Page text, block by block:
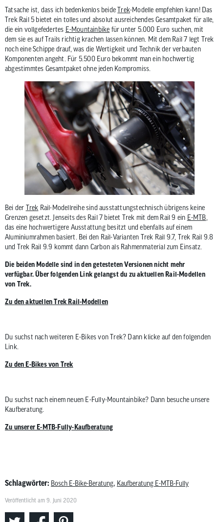
Tatsache ist, dass ich bedenkenlos beideTrek-Modelle empfehlen kann! Das
Trek Rail 5 bietet ein tolles und absolut ausreichendes Gesamtpaket für alle,
die ein vollgefedertes E-Mountainbike für unter 5.000 Euro suchen, mit
dem sie es auf Trails richtig krachen lassen können. Mit dem Rail 7 legt Trek
noch eine Schippe drauf, was die Wertigkeit und Technik der verbauten
Komponenten angeht. Für 5.500 Euro bekommt man ein hochwertig
abgestimmtes Gesamtpaket ohne jeden Kompromiss.
Bei der Trek Rail-Modellreihe sind ausstattungstechnisch übrigens keine
Grenzen gesetzt. Jenseits des Rail 7 bietet Trek mit dem Rail 9 ein E-MTB
das eine hochwertigere Ausstattung besitzt und ebenfalls auf einem
Aluminiumrahmen basiert. Bei den Rail-Varianten Trek Rail 9.7, Trek Rail 9.8
und Trek Rail 9.9 kommt dann Carbon als Rahmenmaterial zum Einsatz.
Die beiden Modelle sind in den getesteten Versionen nicht mehr
verfügbar. Über folgenden Link gelangst du zu aktuellen Rail-Modellen
von Trek.
Zu den aktuellen Trek Rail-Modellen
Du suchst nach weiteren E-Bikes von Trek? Dann klicke auf den folgenden
Link.
Zu den E-Bikes von Trek
Du suchst nach einem neuen E-Fully-Mountainbike? Dann besuche unsere
Kaufberatung.
Zu unserer E-MTB-Fully-Kaufberatung
Schlagwörter: Bosch E-Bike-Beratung, Kaufberatung E-MTB-Fully
Veröffentlicht am 9. Juni 2020